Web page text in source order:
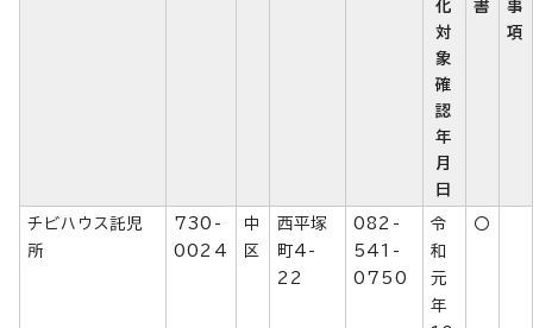
化
対
象
確
認
年
月
日
書
事
項
チビハウス託児
所
730-
0024
中
区
西平塚
町4-
22
082-
541-
0750
令
和
元
年
〇